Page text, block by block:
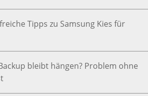
Tipps zu Samsung Kies für
bleibt hängen? Problem ohne